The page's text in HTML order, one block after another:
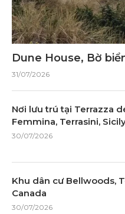
Dune House, Bờ
31/07/2026
Nơi lưu trú tại Terrazza
Femmina, Terrasini,
30/07/2026
Khu dân cư Bellwoods,
Canada
30/07/2026